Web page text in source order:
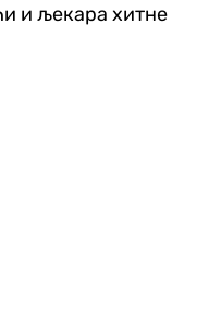
и љекара хитне